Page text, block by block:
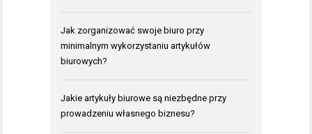
Jak zorganizować swoje biuro przy
minimalnym wykorzystaniu artykułów
biurowych?
Jakie artykuły biurowe są niezbędne przy
prowadzeniu własnego biznesu?